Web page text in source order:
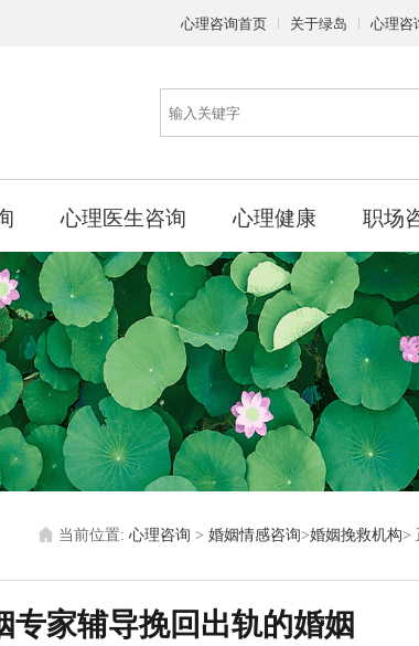
心理咨询首页 关于绿岛 心理咨
心理医生咨询 心理健康 职场
当前位置: 心理咨询 > 婚姻情感咨询>婚姻挽救机构>
专家辅导挽回出轨的婚姻